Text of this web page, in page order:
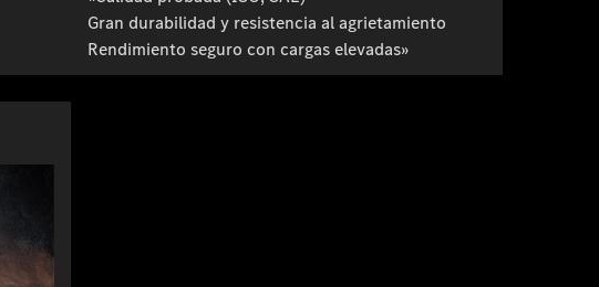
Gran durabilidad y resistencia al agrietamiento
Rendimiento seguro con cargas elevadas»